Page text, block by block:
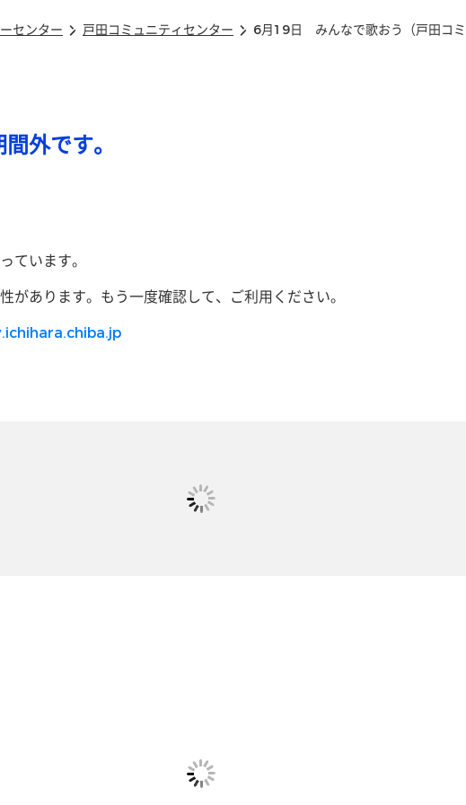
センター 戸田コミュニティセンター 6月19日 みんなで歌おう（戸田コミ
外です。
ています。
があります。もう一度確認して、ご利用ください。